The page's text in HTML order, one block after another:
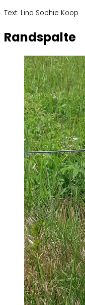
Text: Lina Sophie Koop
Randspalte